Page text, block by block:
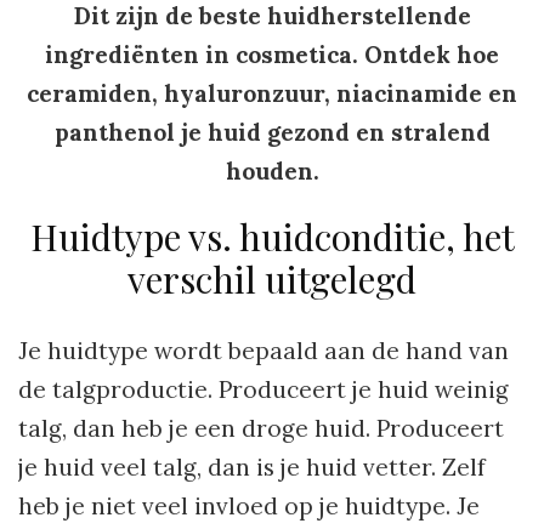
Dit zijn de beste huidherstellende
ingrediënten in cosmetica. Ontdek hoe
ceramiden, hyaluronzuur, niacinamide en
panthenol je huid gezond en stralend
houden.
Huidtype vs. huidconditie, het
verschil uitgelegd
Je huidtype wordt bepaald aan de hand van
de talgproductie. Produceert je huid weinig
talg, dan heb je een droge huid. Produceert
je huid veel talg, dan is je huid vetter. Zelf
heb je niet veel invloed op je huidtype. Je